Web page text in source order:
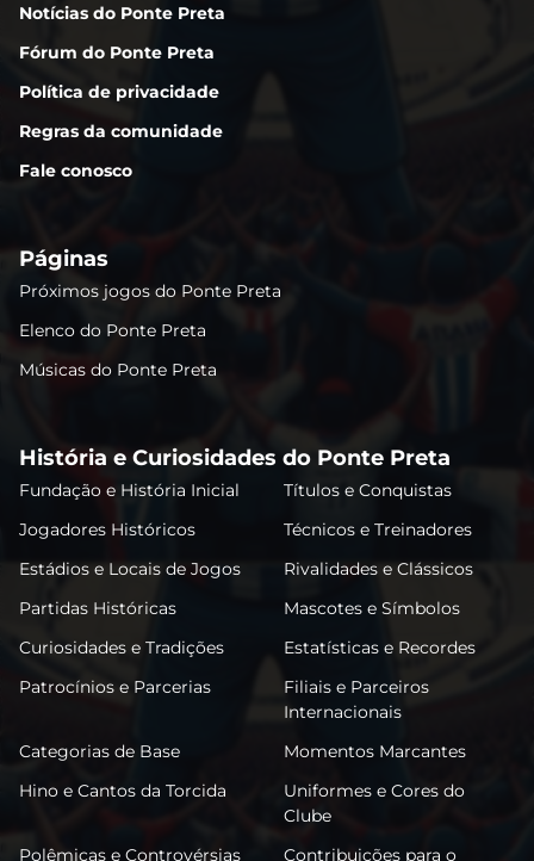
Notícias do Ponte Preta
Fórum do Ponte Preta
Política de privacidade
Regras da comunidade
Fale conosco
Páginas
Próximos jogos do Ponte Preta
Elenco do Ponte Preta
Músicas do Ponte Preta
História e Curiosidades do Ponte Preta
Fundação e História Inicial
Títulos e Conquistas
Jogadores Históricos
Técnicos e Treinadores
Estádios e Locais de Jogos
Rivalidades e Clássicos
Partidas Históricas
Mascotes e Símbolos
Curiosidades e Tradições
Estatísticas e Recordes
Patrocínios e Parcerias
Filiais e Parceiros
Internacionais
Categorias de Base
Momentos Marcantes
Hino e Cantos da Torcida
Uniformes e Cores do
Clube
Polêmicas e Controvérsias
Contribuições para o